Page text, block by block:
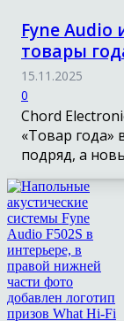
Fyne
товары
15.11.2025
0
Chord
«Товар года»
подряд, а